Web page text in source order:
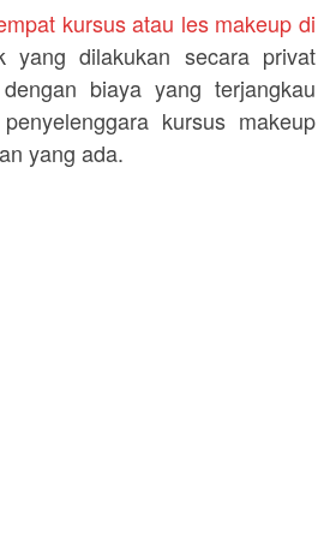
kursus atau les makeup di
yang dilakukan secara privat
biaya yang terjangkau
kursus makeup
yang ada.